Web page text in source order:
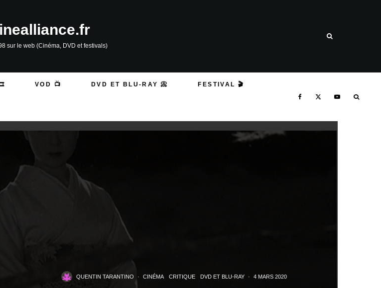
sur le web (Cinéma, DVD et festivals)
VOD 📺 DVD ET BLU-RAY 📀 FESTIVAL 🎬
QUENTIN TARANTINO · CINÉMA CRITIQUE DVD ET BLU-RAY · 4 MARS 2020